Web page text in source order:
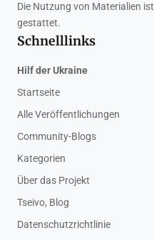
Die Nutzung von Materialien
gestattet.
Schnelllinks
Hilf der Ukraine
Startseite
Alle Veröffentlichungen
Community-Blogs
Kategorien
Über das Projekt
Tseivo, Blog
Datenschutzrichtlinie